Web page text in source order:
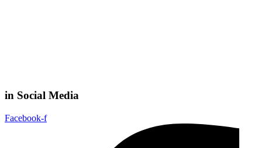
in Social Media
Facebook-f